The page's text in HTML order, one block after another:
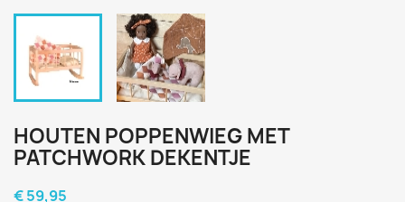
HOUTEN POPPENWIEG MET
PATCHWORK DEKENTJE
€ 59,95